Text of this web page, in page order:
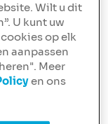
op richten en
en
van
groeigebieden.
bijna EUR 25
te worden”,
Committee
Wilt u dit
U kunt uw
op elk
aanpassen
Meer
en ons